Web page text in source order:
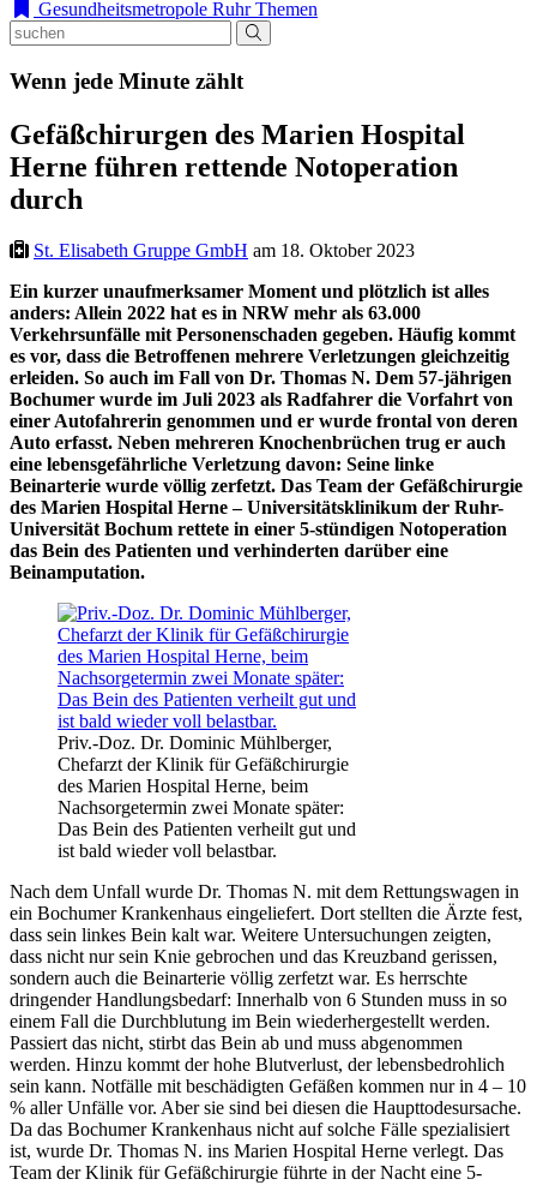
Gesundheitsmetropole Ruhr Themen
Wenn jede Minute zählt
Gefäßchirurgen des Marien Hospital
Herne führen rettende Notoperation
durch
St. Elisabeth Gruppe GmbH am 18. Oktober 2023
Ein kurzer unaufmerksamer Moment und plötzlich ist alles
anders: Allein 2022 hat es in NRW mehr als 63.000
Verkehrsunfälle mit Personenschaden gegeben. Häufig kommt
es vor, dass die Betroffenen mehrere Verletzungen gleichzeitig
erleiden. So auch im Fall von Dr. Thomas N. Dem 57-jährigen
Bochumer wurde im Juli 2023 als Radfahrer die Vorfahrt von
einer Autofahrerin genommen und er wurde frontal von deren
Auto erfasst. Neben mehreren Knochenbrüchen trug er auch
eine lebensgefährliche Verletzung davon: Seine linke
Beinarterie wurde völlig zerfetzt. Das Team der Gefäßchirurgie
des Marien Hospital Herne – Universitätsklinikum der Ruhr-
Universität Bochum rettete in einer 5-stündigen Notoperation
das Bein des Patienten und verhinderten darüber eine
Beinamputation.
Priv.-Doz. Dr. Dominic Mühlberger,
Chefarzt der Klinik für Gefäßchirurgie
des Marien Hospital Herne, beim
Nachsorgetermin zwei Monate später:
Das Bein des Patienten verheilt gut und
ist bald wieder voll belastbar.
Nach dem Unfall wurde Dr. Thomas N. mit dem Rettungswagen in
ein Bochumer Krankenhaus eingeliefert. Dort stellten die Ärzte fest,
dass sein linkes Bein kalt war. Weitere Untersuchungen zeigten,
dass nicht nur sein Knie gebrochen und das Kreuzband gerissen,
sondern auch die Beinarterie völlig zerfetzt war. Es herrschte
dringender Handlungsbedarf: Innerhalb von 6 Stunden muss in so
einem Fall die Durchblutung im Bein wiederhergestellt werden.
Passiert das nicht, stirbt das Bein ab und muss abgenommen
werden. Hinzu kommt der hohe Blutverlust, der lebensbedrohlich
sein kann. Notfälle mit beschädigten Gefäßen kommen nur in 4 – 10
% aller Unfälle vor. Aber sie sind bei diesen die Haupttodesursache.
Da das Bochumer Krankenhaus nicht auf solche Fälle spezialisiert
ist, wurde Dr. Thomas N. ins Marien Hospital Herne verlegt. Das
Team der Klinik für Gefäßchirurgie führte in der Nacht eine 5-